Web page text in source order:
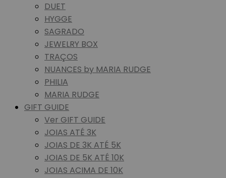
DUET
HYGGE
SAGRADO
JEWELRY BOX
TRAÇOS
NUANCES by MARIA RUDGE
PHILIA
MARIA RUDGE
GIFT GUIDE
Ver GIFT GUIDE
JOIAS ATÉ 3K
JOIAS DE 3K ATÉ 5K
JOIAS DE 5K ATÉ 10K
JOIAS ACIMA DE 10K